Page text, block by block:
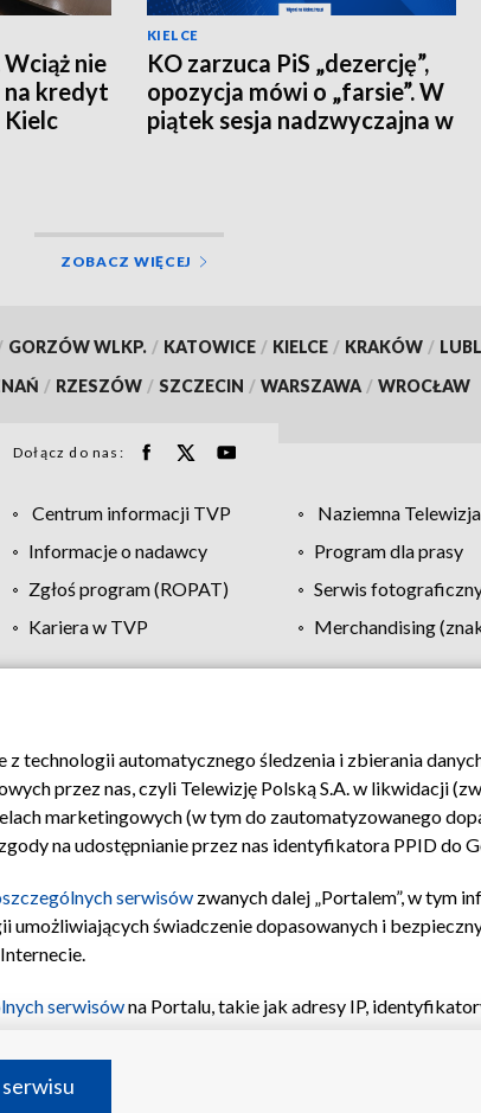
nie
na kredyt
KIELCE
KO zarzuca PiS „dezercję”,
opozycja mówi o „farsie”. W
piątek sesja nadzwyczajna w
ZOBACZ WIĘCEJ
GORZÓW WLKP. / KATOWICE / KIELCE / KRAKÓW /
/ RZESZÓW / SZCZECIN / WARSZAWA / WROCŁAW
Dołącz do nas:
Centrum informacji TVP Naziemna
Informacje o nadawcy
Program dla prasy
Zgłoś program (ROPAT)
Serwis
Kariera w TVP
Merchandising
Moje zgody Pomoc Biuro reklamy
technologii automatycznego śledzenia i zbierania
przez nas, czyli Telewizję Polską S.A. w likwidacji
marketingowych (w tym do zautomatyzowanego
na udostępnianie przez nas identyfikatora PPID do
serwisów zwanych dalej „Portalem”, w tym
świadczenie dopasowanych i
serwisówna Portalu, takie jak adresy IP,
na urządzeniu lub dostęp do nich, wyboru
treści, wyboru spersonalizowanych treści,